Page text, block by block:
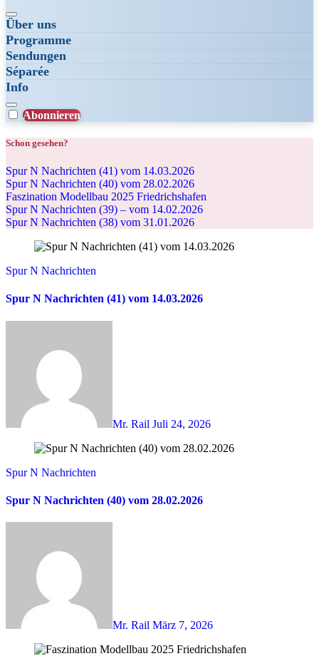
Über uns
Programme
Sendungen
Séparée
Info
Abonnieren
Schon gesehen?
Spur N Nachrichten (41) vom 14.03.2026
Spur N Nachrichten (40) vom 28.02.2026
Faszination Modellbau 2025 Friedrichshafen
Spur N Nachrichten (39) – vom 14.02.2026
Spur N Nachrichten (38) vom 31.01.2026
Spur N Nachrichten
Spur N Nachrichten (41) vom 14.03.2026
Mr. Rail Juli 24, 2026
Spur N Nachrichten
Spur N Nachrichten (40) vom 28.02.2026
Mr. Rail März 7, 2026